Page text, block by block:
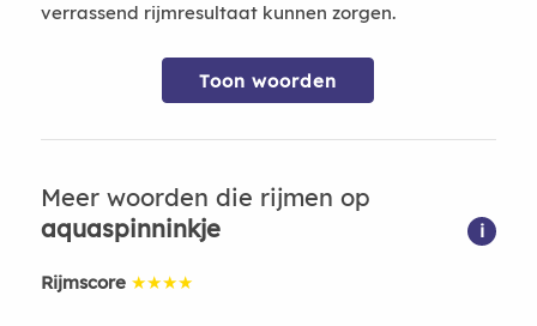
verrassend rijmresultaat kunnen zorgen.
Toon woorden
Meer woorden die rijmen op
aquaspinninkje
i
Rijmscore ★★★★